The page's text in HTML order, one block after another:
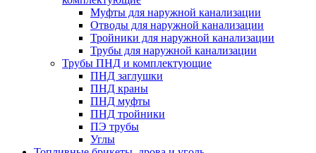
Муфты для наружной канализации
Отводы для наружной канализации
Тройники для наружной канализации
Трубы для наружной канализации
Трубы ПНД и комплектующие
ПНД заглушки
ПНД краны
ПНД муфты
ПНД тройники
ПЭ трубы
Углы